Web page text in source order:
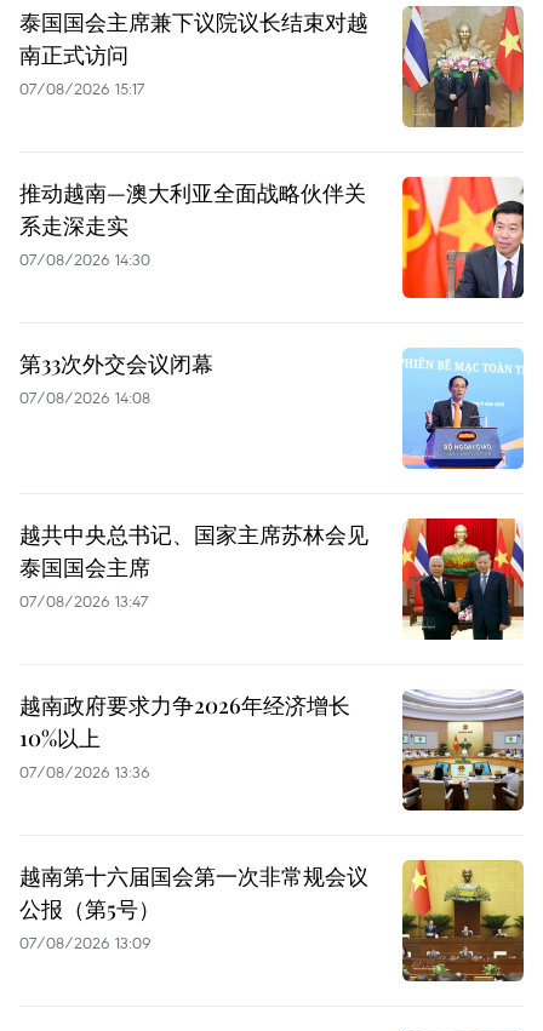
泰国国会主席兼下议院议长结束对越
南正式访问
07/08/2026 15:17
推动越南—澳大利亚全面战略伙伴关
系走深走实
07/08/2026 14:30
第33次外交会议闭幕
07/08/2026 14:08
越共中央总书记、国家主席苏林会见
泰国国会主席
07/08/2026 13:47
越南政府要求力争2026年经济增长
10%以上
07/08/2026 13:36
越南第十六届国会第一次非常规会议
公报（第5号）
07/08/2026 13:09